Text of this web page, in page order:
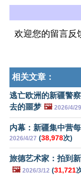
欢迎您的留言反
相关文章：
逃亡欧洲的新疆警
去的噩梦 🖼️ 2026/4/29
内幕：新疆集中营
2026/4/27 (38,978次)
旅德艺术家：拍到
🖼️ 2026/3/12 (31,721